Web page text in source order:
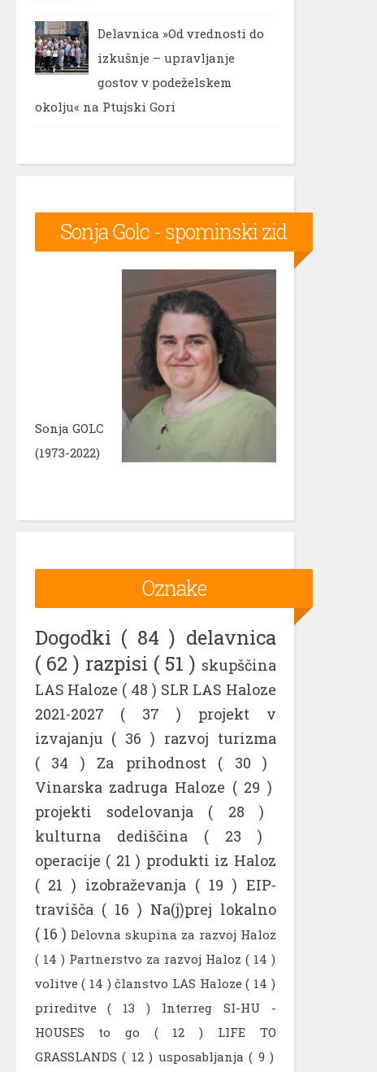
Delavnica »Od vrednosti do
izkušnje – upravljanje
gostov v podeželskem
okolju« na Ptujski Gori
Sonja Golc - spominski zid
Sonja GOLC
(1973-2022)
Oznake
Dogodki ( 84 ) delavnica
( 62 ) razpisi ( 51 ) skupščina
LAS Haloze ( 48 ) SLR LAS Haloze
2021-2027 ( 37 ) projekt v
izvajanju ( 36 ) razvoj turizma
( 34 ) Za prihodnost ( 30 )
Vinarska zadruga Haloze ( 29 )
projekti sodelovanja ( 28 )
kulturna dediščina ( 23 )
operacije ( 21 ) produkti iz Haloz
( 21 ) izobraževanja ( 19 ) EIP-
travišča ( 16 ) Na(j)prej lokalno
( 16 )Delovna skupina za razvoj Haloz
( 14 ) Partnerstvo za razvoj Haloz ( 14 )
volitve( 14 )članstvo LAS Haloze( 14 )
prireditve( 13 ) Interreg SI-HU -
HOUSES to go ( 12 ) LIFE TO
GRASSLANDS ( 12 ) usposabljanja ( 9 )